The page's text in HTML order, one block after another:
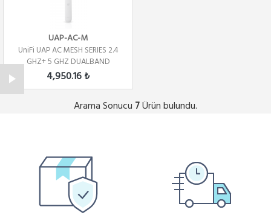
UAP-AC-M
UniFi UAP AC MESH SERIES 2.4
GHZ+ 5 GHZ DUALBAND
4,950.16 ₺
Arama Sonucu 7Ürün bulundu.